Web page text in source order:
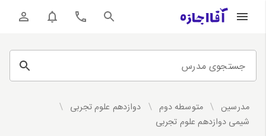
جستجوی مدرس
مدرسین / متوسطه دوم / دوازدهم علوم تجربی /
شیمی دوازدهم علوم تجربی